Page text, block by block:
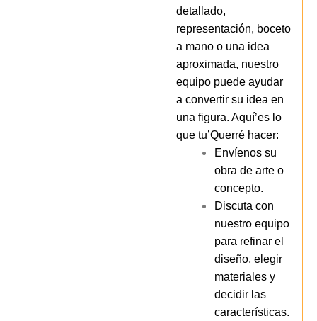
detallado,
representación, boceto
a mano o una idea
aproximada, nuestro
equipo puede ayudar
a convertir su idea en
una figura. Aquí’es lo
que tu’Querré hacer:
Envíenos su
obra de arte o
concepto.
Discuta con
nuestro equipo
para refinar el
diseño, elegir
materiales y
decidir las
características.